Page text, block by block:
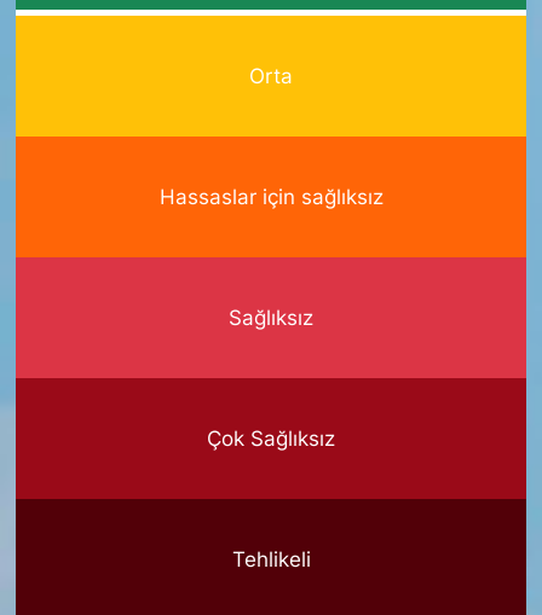
Orta
Hassaslar için sağlıksız
Sağlıksız
Çok Sağlıksız
Tehlikeli